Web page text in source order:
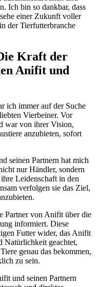
Ich ⁢bin so dankbar, dass
einer Zukunft voller
der Tierfutterbranche
Kraft der
Anifit und
ich immer auf der​ Suche
Vierbeiner. Vor
war von ihrer ​Vision,
anzubieten, sofort
seinen Partnern hat ‍mich
⁣nur Händler, sondern
Leidenschaft in den
verfolgen sie das Ziel,
Partner von Anifit über die
informiert. Diese
Futter wider, das Anifit
Natürlichkeit​ geachtet,
genau das bekommen,
zu sein.
und seinen Partnern